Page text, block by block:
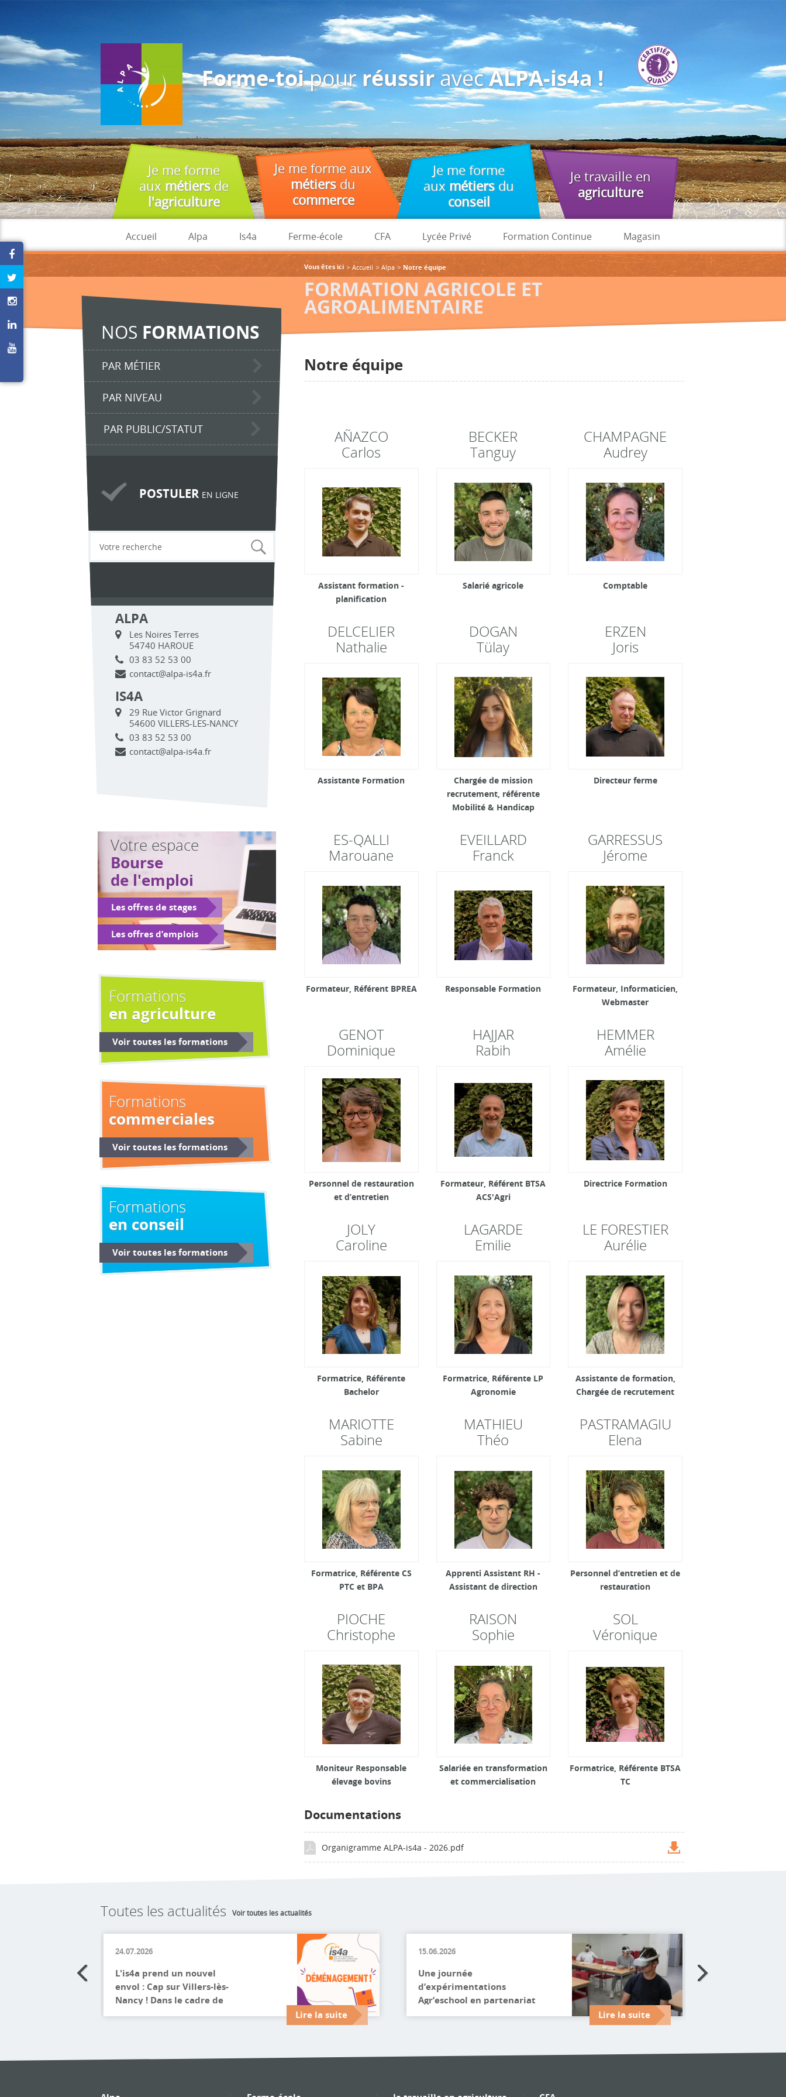
En utilisant ce site, vous acceptez que les cookies soient utilisés à des fins d'analyse, de pertinence et de publicité.
Forme-toipourréussiravecALPA-is4a !
Je me forme
aux métiersde
l'agriculture
Je me forme aux
métiersdu
commerce
Je me forme
aux métiersdu
conseil
Je travaille en
agriculture
Accueil Alpa Is4a Ferme-école CFA Lycée Privé Formation Continue Magasin
Vous êtes ici Accueil Alpa Notre équipe
FORMATION AGRICOLE ET
AGROALIMENTAIRE
NOS FORMATIONS
PAR MÉTIER
PAR NIVEAU
PAR PUBLIC/STATUT
POSTULER EN LIGNE
ALPA
Les Noires Terres
54740 HAROUE
03 83 52 53 00
contact@alpa-is4a.fr
IS4A
29 Rue Victor Grignard
54600 VILLERS-LES-NANCY
03 83 52 53 00
contact@alpa-is4a.fr
Votre espace
Bourse
de l'emploi
Les offres de stages
Les offres d’emplois
Formations
en agriculture
Voir toutes les formations
Formations
commerciales
Voir toutes les formations
Formations
en conseil
Voir toutes les formations
Notre équipe
AÑAZCO
Carlos
Assistant formation -
planification
BECKER
Tanguy
Salarié agricole
CHAMPAGNE
Audrey
Comptable
DELCELIER
Nathalie
Assistante Formation
DOGAN
Tülay
Chargée de mission
recrutement, référente
Mobilité & Handicap
ERZEN
Joris
Directeur ferme
ES-QALLI
Marouane
Formateur, Référent BPREA
EVEILLARD
Franck
Responsable Formation
GARRESSUS
Jérome
Formateur, Informaticien,
Webmaster
GENOT
Dominique
Personnel de restauration
et d’entretien
HAJJAR
Rabih
Formateur, Référent BTSA
ACS'Agri
HEMMER
Amélie
Directrice Formation
JOLY
Caroline
Formatrice, Référente
Bachelor
LAGARDE
Emilie
Formatrice, Référente LP
Agronomie
LE FORESTIER
Aurélie
Assistante de formation,
Chargée de recrutement
MARIOTTE
Sabine
Formatrice, Référente CS
PTC et BPA
MATHIEU
Théo
Apprenti Assistant RH -
Assistant de direction
PASTRAMAGIU
Elena
Personnel d’entretien et de
restauration
PIOCHE
Christophe
Moniteur Responsable
élevage bovins
RAISON
Sophie
Salariée en transformation
et commercialisation
SOL
Véronique
Formatrice, Référente BTSA
TC
Documentations
Organigramme ALPA-is4a - 2026.pdf
Toutes les actualités Voir toutes les actualités
24.07.2026
L'is4a prend un nouvel
envol : Cap sur Villers-lès-
Nancy ! Dans le cadre de
son développement et
déménagement de ses
Lire la suite
15.06.2026
Une journée
d’expérimentations
Agr’eschool en partenariat
avec l’UNREP Mercredi
pédagogiques innovantes
le cadre du dispositif
Lire la suite
Télécharger la